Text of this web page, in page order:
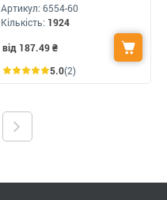
Артикул: 6554-60
Кількість: 1924
від 187.49₴
5.0(2)